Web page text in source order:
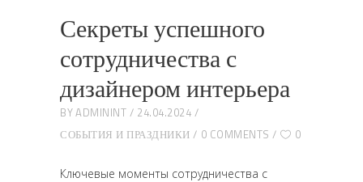
Секреты успешного
сотрудничества с
дизайнером интерьера
BYADMININT
24.04.2024
СОБЫТИЯ И ПРАЗДНИКИ
0 COMMENTS 0
Ключевые моменты сотрудничества с